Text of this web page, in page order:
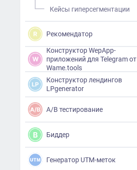
Кейсы гиперсегментации
Рекомендатор
Конструктор WepApp-
приложений для Telegram от
Wame.tools
Конструктор лендингов
LPgenerator
A/B тестирование
Биддер
Генератор UTM-меток